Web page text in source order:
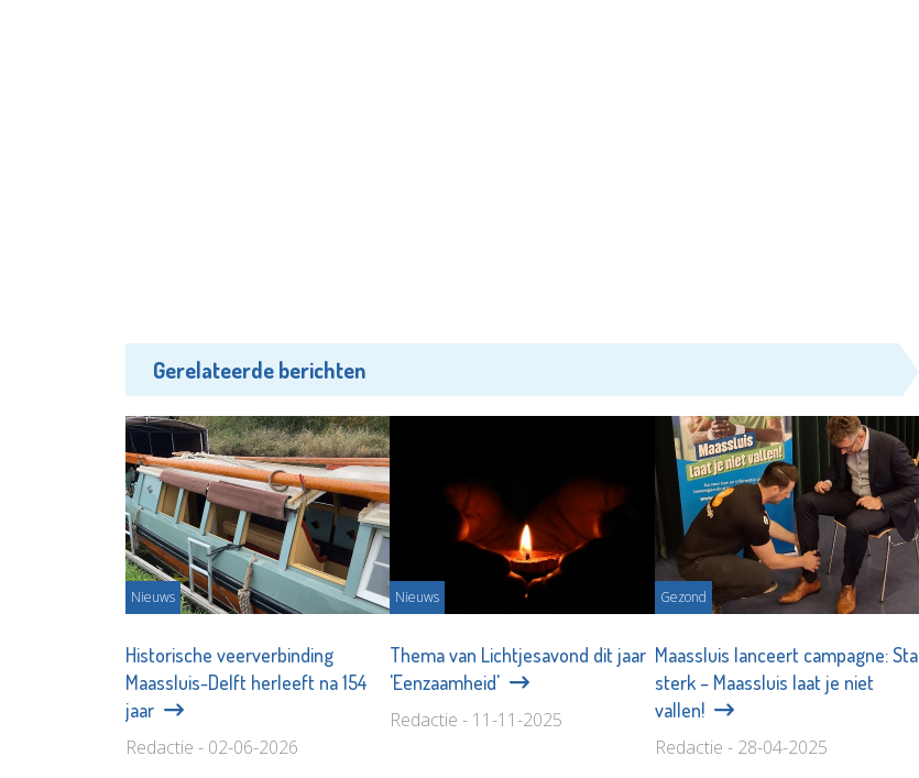
Gerelateerde berichten
Nieuws
Historische veerverbinding
Maassluis-Delft herleeft na 154
jaar
Redactie - 02-06-2026
Nieuws
Thema van Lichtjesavond dit jaar
'Eenzaamheid'
Redactie - 11-11-2025
Gezond
Maassluis lanceert campagne: Sta
sterk – Maassluis laat je niet
vallen!
Redactie - 28-04-2025